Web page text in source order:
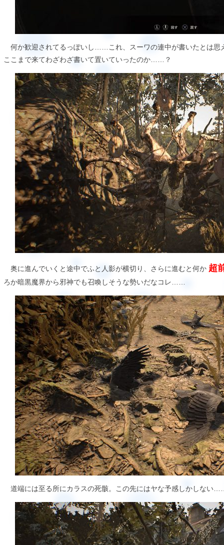
何か歓迎されてるっぽいし……これ、スーワの連中が書いたとは思
ここまで来てわざわざ書いて置いていったのか……？
奥に進んでいくと途中でふと人影が横切り、さらに進むと何か 超
ろか暗黒魔界から邪神でも召喚しそうな勢いだなコレ……
道端には至る所にカラスの死骸。この先にはヤな予感しかしない